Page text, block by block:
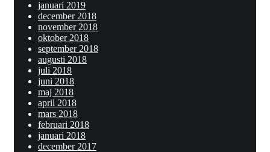
januari 2019
december 2018
november 2018
oktober 2018
september 2018
augusti 2018
juli 2018
juni 2018
maj 2018
april 2018
mars 2018
februari 2018
januari 2018
december 2017